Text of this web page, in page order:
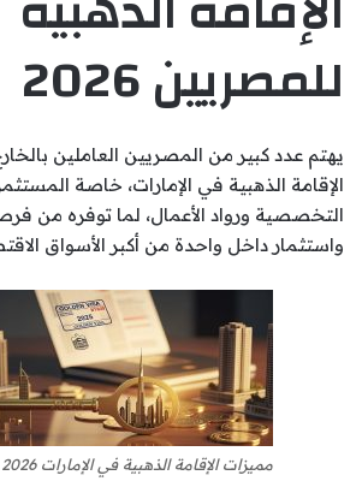
للمصريين 2026
يهتم عدد كبير من المصريين العاملين
الإقامة الذهبية في الإمارات، خاصة
التخصصية ورواد الأعمال، لما توفره من
واستثمار داخل واحدة من أكبر الأسواق
مميزات الإقامة الذهبية في الإمارات 2026